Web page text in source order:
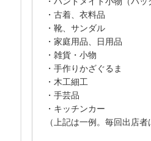
・古着、衣料品
・靴、サンダル
・家庭用品、日用品
・雑貨・小物
・手作りかざぐるま
・木工細工
・手芸品
・キッチンカー
（上記は一例。毎回出店者